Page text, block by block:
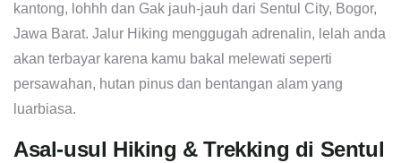
kantong, lohhh dan Gak jauh-jauh dari Sentul City, Bogor,
Jawa Barat. Jalur Hiking menggugah adrenalin, lelah anda
akan terbayar karena kamu bakal melewati seperti
persawahan, hutan pinus dan bentangan alam yang
luarbiasa.
Asal-usul Hiking & Trekking di Sentul